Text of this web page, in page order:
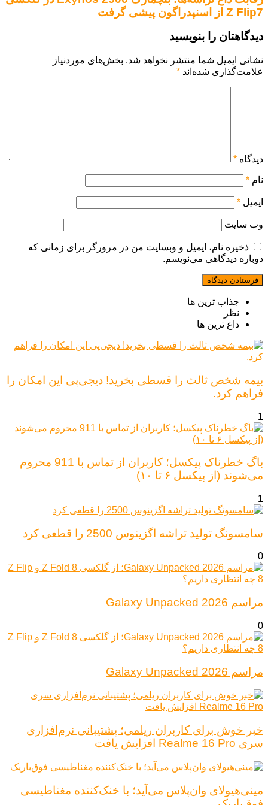
Z Flip7 از اسنپدراگون پیشی گرفت
دیدگاهتان را بنویسید
نشانی ایمیل شما منتشر نخواهد شد. بخش‌های موردنیاز
علامت‌گذاری شده‌اند *
دیدگاه *
نام *
ایمیل *
وب‌ سایت
ذخیره نام، ایمیل و وبسایت من در مرورگر برای زمانی که
دوباره دیدگاهی می‌نویسم.
جذاب ترین ها
نظر
داغ ترین ها
بیمه شخص ثالث را قسطی بخرید! دیجی‌پی این امکان را
فراهم کرد.
1
باگ خطرناک پیکسل؛ کاربران از تماس با 911 محروم
می‌شوند (از پیکسل ۶ تا ۱۰)
1
سامسونگ تولید تراشه اگزینوس 2500 را قطعی کرد
0
مراسم Galaxy Unpacked 2026
0
مراسم Galaxy Unpacked 2026
خبر خوش برای کاربران ریلمی؛ پشتیبانی نرم‌افزاری
سری Realme 16 Pro افزایش یافت
مینی‌هیولای وان‌پلاس می‌آید؛ با خنک‌کننده مغناطیسی